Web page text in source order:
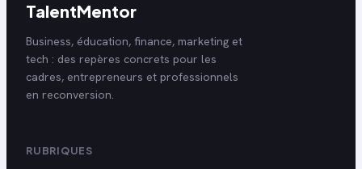
TalentMentor
Business, éducation, finance, marketing et
tech : des repères concrets pour les
cadres, entrepreneurs et professionnels
en reconversion.
RUBRIQUES